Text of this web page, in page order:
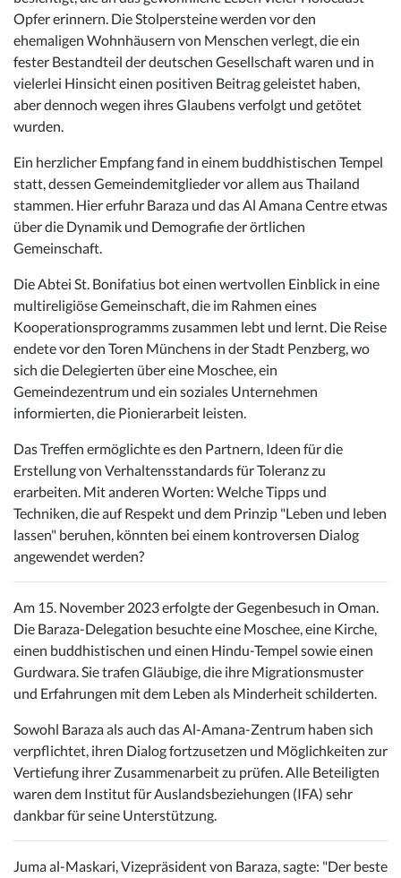
Opfer erinnern. Die Stolpersteine werden vor den
ehemaligen Wohnhäusern von Menschen verlegt, die ein
fester Bestandteil der deutschen Gesellschaft waren und in
vielerlei Hinsicht einen positiven Beitrag geleistet haben,
aber dennoch wegen ihres Glaubens verfolgt und getötet
wurden.
Ein herzlicher Empfang fand in einem buddhistischen Tempel
statt, dessen Gemeindemitglieder vor allem aus Thailand
stammen. Hier erfuhr Baraza und das Al Amana Centre etwas
über die Dynamik und Demografie der örtlichen
Gemeinschaft.
Die Abtei St. Bonifatius bot einen wertvollen Einblick in eine
multireligiöse Gemeinschaft, die im Rahmen eines
Kooperationsprogramms zusammen lebt und lernt. Die Reise
endete vor den Toren Münchens in der Stadt Penzberg, wo
sich die Delegierten über eine Moschee, ein
Gemeindezentrum und ein soziales Unternehmen
informierten, die Pionierarbeit leisten.
Das Treffen ermöglichte es den Partnern, Ideen für die
Erstellung von Verhaltensstandards für Toleranz zu
erarbeiten. Mit anderen Worten: Welche Tipps und
Techniken, die auf Respekt und dem Prinzip "Leben und leben
lassen" beruhen, könnten bei einem kontroversen Dialog
angewendet werden?
Am 15. November 2023 erfolgte der Gegenbesuch in Oman.
Die Baraza-Delegation besuchte eine Moschee, eine Kirche,
einen buddhistischen und einen Hindu-Tempel sowie einen
Gurdwara. Sie trafen Gläubige, die ihre Migrationsmuster
und Erfahrungen mit dem Leben als Minderheit schilderten.
Sowohl Baraza als auch das Al-Amana-Zentrum haben sich
verpflichtet, ihren Dialog fortzusetzen und Möglichkeiten zur
Vertiefung ihrer Zusammenarbeit zu prüfen. Alle Beteiligten
waren dem Institut für Auslandsbeziehungen (IFA) sehr
dankbar für seine Unterstützung.
Juma al-Maskari, Vizepräsident von Baraza, sagte: "Der beste